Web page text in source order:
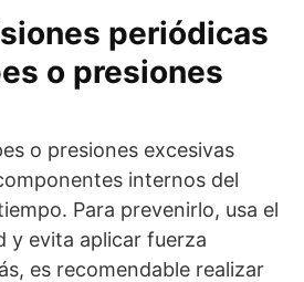
periódicas
o presiones
o presiones excesivas
internos del
Para prevenirlo, usa el
y evita aplicar fuerza
es recomendable realizar